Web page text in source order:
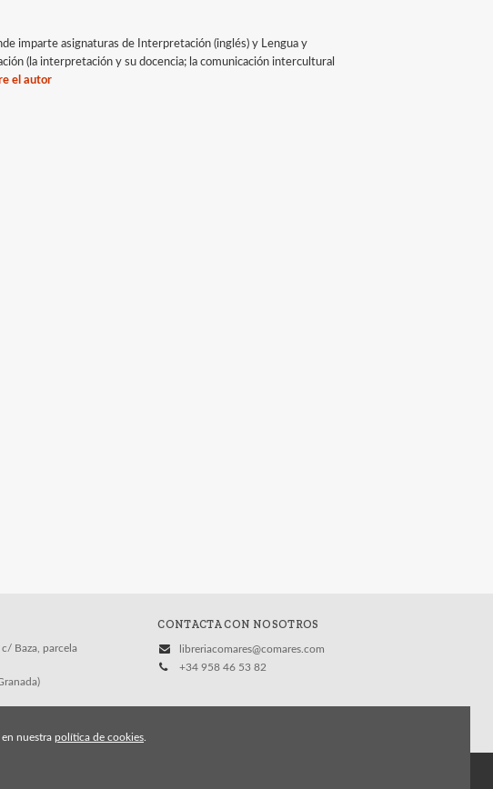
imparte asignaturas de Interpretación (inglés) y Lengua y
(la interpretación y su docencia; la comunicación intercultural
el autor
Baza, parcela
CONTACTA CON NOSOTROS
libreriacomares@comares.com
+34 958 46 53 82
nuestra política de cookies